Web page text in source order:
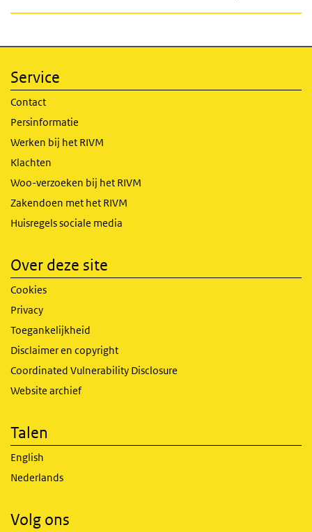
Service
Contact
Persinformatie
Werken bij het RIVM
Klachten
Woo-verzoeken bij het RIVM
Zakendoen met het RIVM
Huisregels sociale media
Over deze site
Cookies
Privacy
Toegankelijkheid
Disclaimer en copyright
Coordinated Vulnerability Disclosure
Website archief
Talen
English
Nederlands
Volg ons